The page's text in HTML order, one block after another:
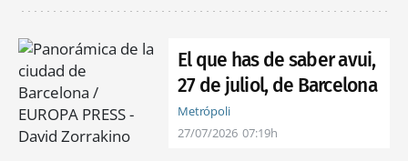
El que has de saber avui,
27 de juliol, de Barcelona
Metrópoli
27/07/2026 07:19h